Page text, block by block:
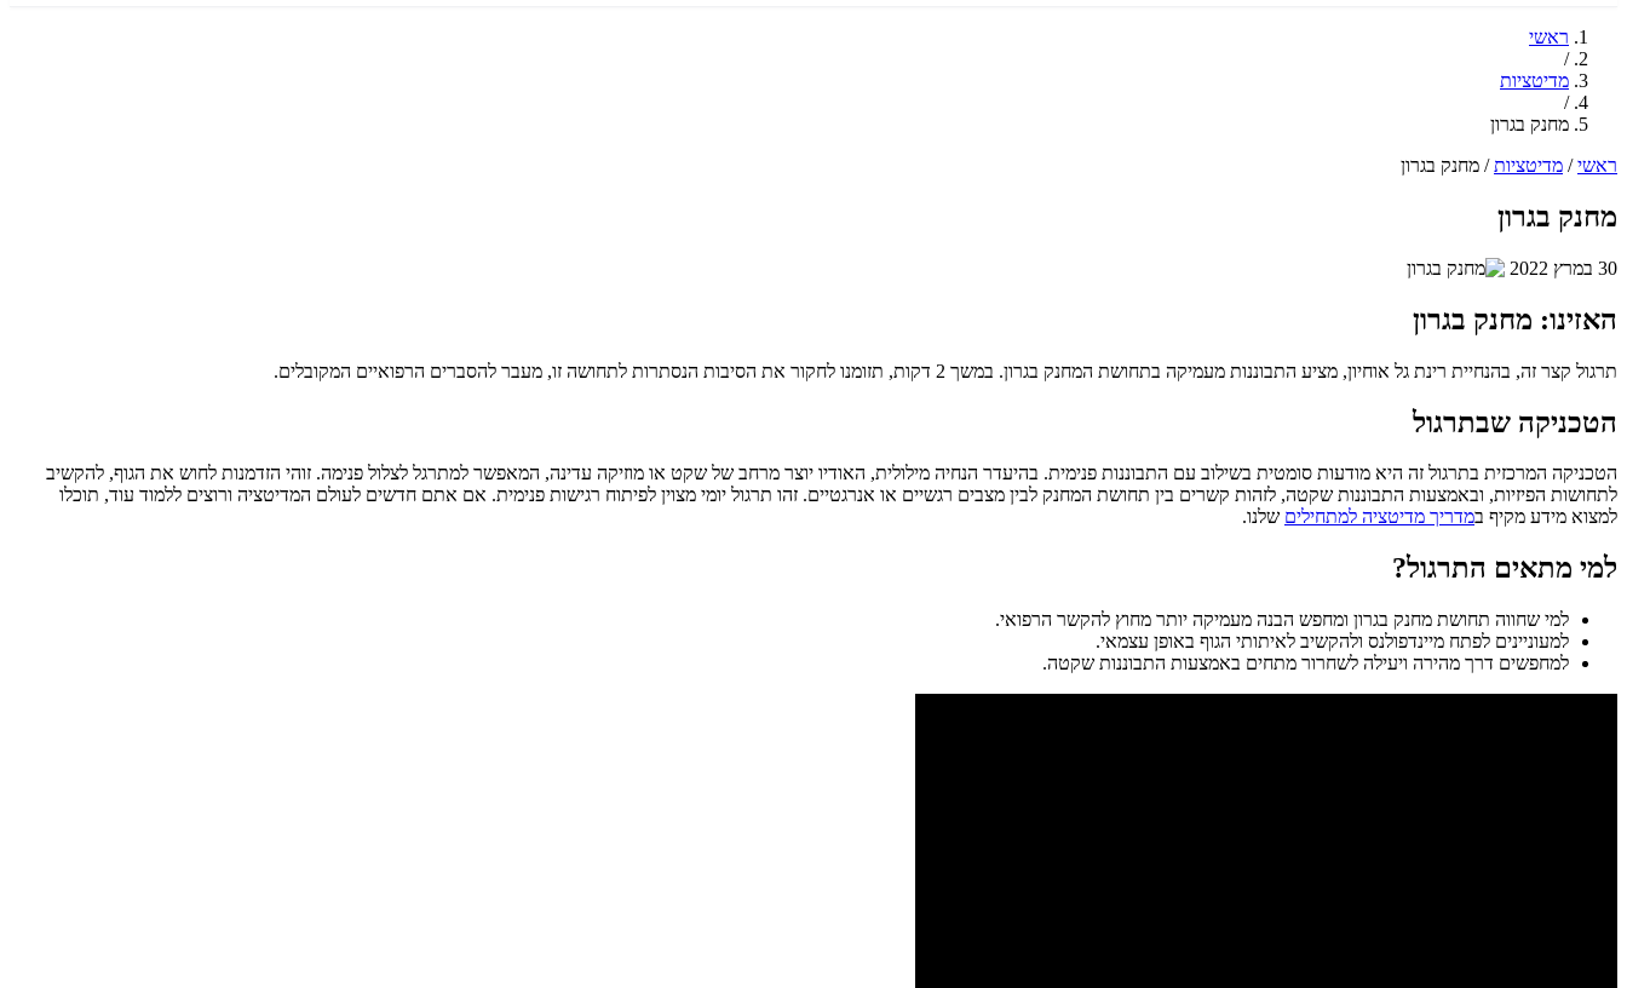
ראשי
/
מדיטציות
/
מחנק בגרון
ראשי / מדיטציות / מחנק בגרון
מחנק בגרון
30 במרץ 2022
האזינו: מחנק בגרון
תרגול קצר זה, בהנחיית רינת גל אוחיון, מציע התבוננות מעמיקה בתחושת המחנק בגרון. במשך 2 דקות, תזומנו לחקור את הסיבות הנסתרות לתחושה זו, מעבר להסברים הרפואיים המקובלים.
הטכניקה שבתרגול
הטכניקה המרכזית בתרגול זה היא מודעות סומטית בשילוב עם התבוננות פנימית. בהיעדר הנחיה מילולית, האודיו יוצר מרחב של שקט או מוזיקה עדינה, המאפשר למתרגל לצלול פנימה. זוהי הזדמנות לחוש את הגוף, להקשיב
לתחושות הפיזיות, ובאמצעות התבוננות שקטה, לזהות קשרים בין תחושת המחנק לבין מצבים רגשיים או אנרגטיים. זהו תרגול יומי מצוין לפיתוח רגישות פנימית. אם אתם חדשים לעולם המדיטציה ורוצים ללמוד עוד, תוכלו
למצוא מידע מקיף במדריך מדיטציה למתחילים שלנו.
למי מתאים התרגול?
למי שחווה תחושת מחנק בגרון ומחפש הבנה מעמיקה יותר מחוץ להקשר הרפואי.
למעוניינים לפתח מיינדפולנס ולהקשיב לאיתותי הגוף באופן עצמאי.
למחפשים דרך מהירה ויעילה לשחרור מתחים באמצעות התבוננות שקטה.